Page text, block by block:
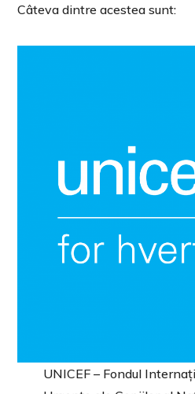
Câteva dintre acestea sunt:
UNICEF – Fondul